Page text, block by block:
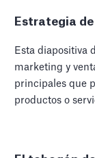
Estrategia
Esta diapositiva
marketing y
principales que
productos o